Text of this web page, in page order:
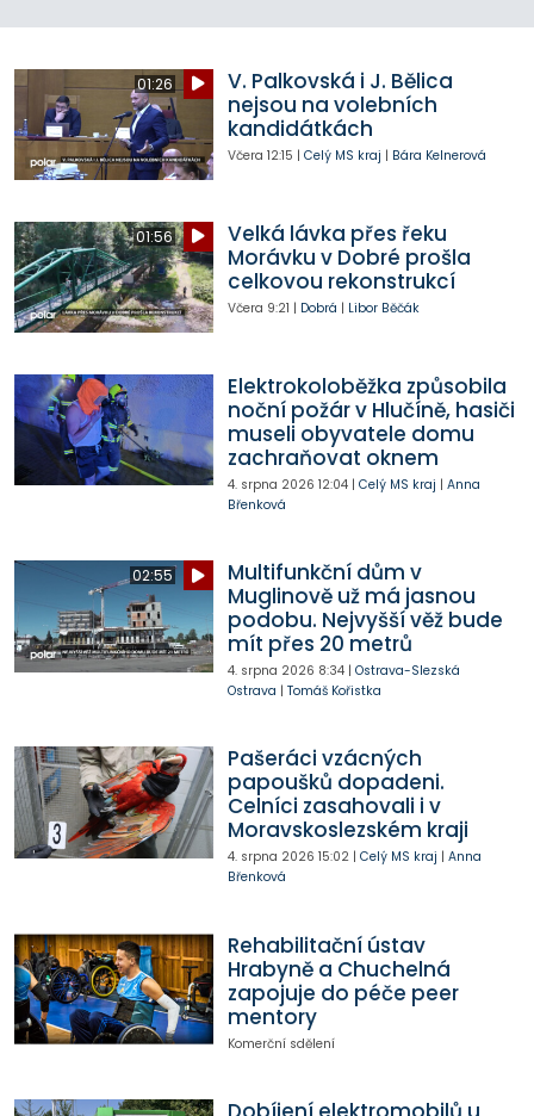
01:26
V. Palkovská i J. Bělica
nejsou na volebních
kandidátkách
Včera 12:15 | Celý MS kraj | Bára Kelnerová
01:56
Velká lávka přes řeku
Morávku v Dobré prošla
celkovou rekonstrukcí
Včera 9:21 | Dobrá | Libor Běčák
Elektrokoloběžka způsobila
noční požár v Hlučíně, hasiči
museli obyvatele domu
zachraňovat oknem
4. srpna 2026 12:04| Celý MS kraj | Anna
Břenková
02:55
Multifunkční dům v
Muglinově už má jasnou
podobu. Nejvyšší věž bude
mít přes 20 metrů
4. srpna 2026 8:34| Ostrava-Slezská
Ostrava | Tomáš Kořistka
Pašeráci vzácných
papoušků dopadeni.
Celníci zasahovali i v
Moravskoslezském kraji
4. srpna 2026 15:02| Celý MS kraj | Anna
Břenková
Rehabilitační ústav
Hrabyně a Chuchelná
zapojuje do péče peer
mentory
Komerční sdělení